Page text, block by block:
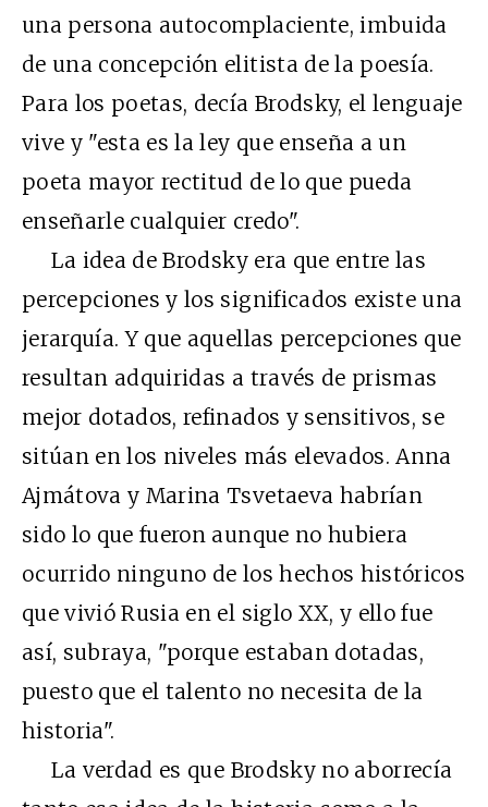
una persona autocomplaciente, imbuida
de una concepción elitista de la poesía.
Para los poetas, decía Brodsky, el lenguaje
vive y "esta es la ley que enseña a un
poeta mayor rectitud de lo que pueda
enseñarle cualquier credo".
La idea de Brodsky era que entre las
percepciones y los significados existe una
jerarquía. Y que aquellas percepciones que
resultan adquiridas a través de prismas
mejor dotados, refinados y sensitivos, se
sitúan en los niveles más elevados. Anna
Ajmátova y Marina Tsvetaeva habrían
sido lo que fueron aunque no hubiera
ocurrido ninguno de los hechos históricos
que vivió Rusia en el siglo XX, y ello fue
así, subraya, "porque estaban dotadas,
puesto que el talento no necesita de la
historia".
La verdad es que Brodsky no aborrecía